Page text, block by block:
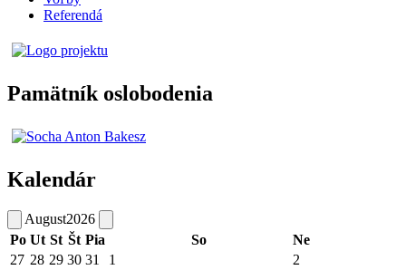
Referendá
Pamätník oslobodenia
Kalendár
August2026
Po Ut St Št Pia So
Ne
27 28 29 30 31 1 2